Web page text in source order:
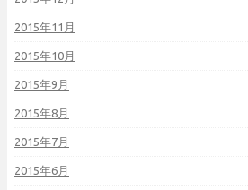
2015年11月
2015年10月
2015年9月
2015年8月
2015年7月
2015年6月